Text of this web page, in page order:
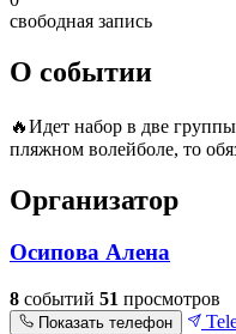
свободная запись
О событии
🔥Идет набор в две
пляжном волейболе, то
Организатор
Осипова Алена
8 событий 51 просмотров
Показать телефон